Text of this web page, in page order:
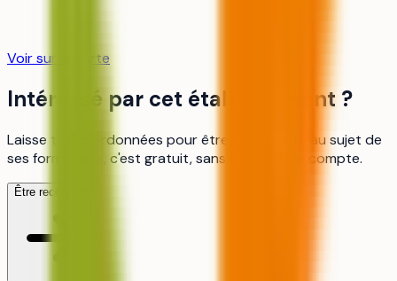
Voir sur la carte
Intéressé par cet établissement ?
Laisse tes coordonnées pour être recontacté au sujet de
ses formations, c'est gratuit, sans création de compte.
Être recontacté